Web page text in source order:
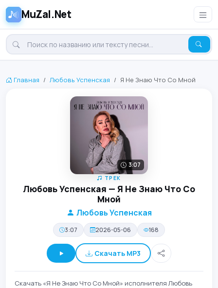
MuZal.Net
Главная Любовь Успенская Я Не Знаю Что Со Мной
3:07
ТРЕК
Любовь Успенская — Я Не Знаю Что Со
Мной
Любовь Успенская
3:07 2026-05-06 168
Скачать MP3
Скачать «Я Не Знаю Что Со Мной» исполнителя Любовь